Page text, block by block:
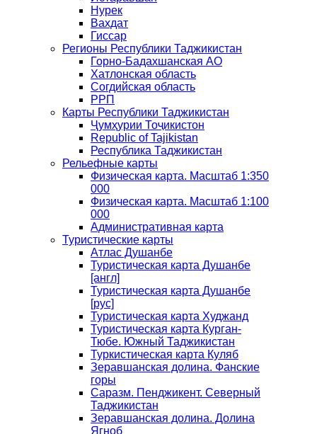
Нурек
Вахдат
Гиссар
Регионы Республики Таджикистан
Горно-Бадахшанская АО
Хатлонская область
Согдийская область
РРП
Карты Республики Таджикистан
Ҷумҳурии Тоҷикистон
Republic of Tajikistan
Республика Таджикистан
Рельефные карты
Физическая карта. Масштаб 1:350
000
Физическая карта. Масштаб 1:100
000
Административная карта
Туристические карты
Атлас Душанбе
Туристическая карта Душанбе
[англ]
Туристическая карта Душанбе
[рус]
Туристическая карта Худжанд
Туристическая карта Курган-
Тюбе. Южный Таджикистан
Туркистическая карта Куляб
Зеравшанская долина. Фанские
горы
Саразм. Пенджикент. Северный
Таджикистан
Зеравшанская долина. Долина
Ягноб